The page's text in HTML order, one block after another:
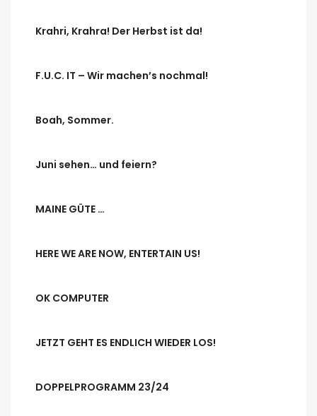
Krahri, Krahra! Der Herbst ist da!
F.U.C. IT – Wir machen’s nochmal!
Boah, Sommer.
Juni sehen… und feiern?
MAINE GÜTE …
HERE WE ARE NOW, ENTERTAIN US!
OK COMPUTER
JETZT GEHT ES ENDLICH WIEDER LOS!
DOPPELPROGRAMM 23/24